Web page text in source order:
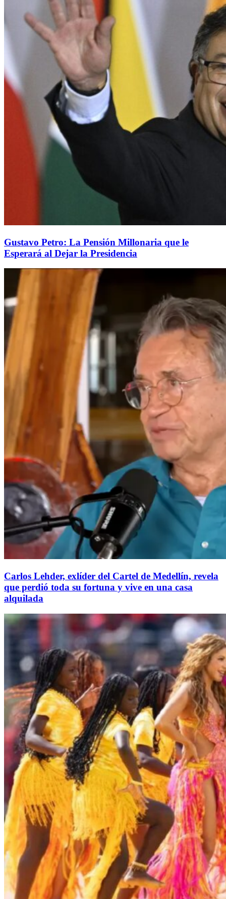
Gustavo Petro: La Pensión Millonaria que le
Esperará al Dejar la Presidencia
Carlos Lehder, exlíder del Cartel de Medellín, revela
que perdió toda su fortuna y vive en una casa
alquilada